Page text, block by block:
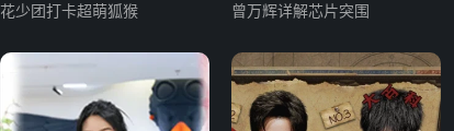
花少团打卡超萌狐猴 曾万辉详解芯片突围